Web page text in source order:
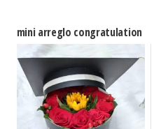
mini arreglo congratulation